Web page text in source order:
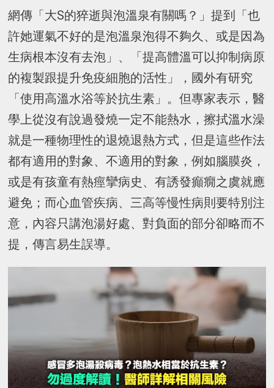
網傳「大S的猝逝與泡溫泉有關嗎？」提到「也
許她運氣不好的是泡溫泉泡得不夠久、或是因為
生病根本沒有去泡」、「提高體溫可以抑制病原
的複製跟提升免疫細胞的活性」，國外有研究
「使用高溫水浴等於抗生素」。但專家表示，醫
學上從沒有說過發燒一定不能熱水，擦拭溫水澡
就是一種物理性的退燒退熱方式，但是這些作法
都有適用的對象、不適用的對象，例如腦膜炎，
或是有孩童有熱痙攣病史、有誘發癲癇之虞就應
避免；而心血管疾病、三高等慢性病則要特別注
意，內容只講泡湯好處、對負面的部分卻略而不
提，傳言易生誤導。